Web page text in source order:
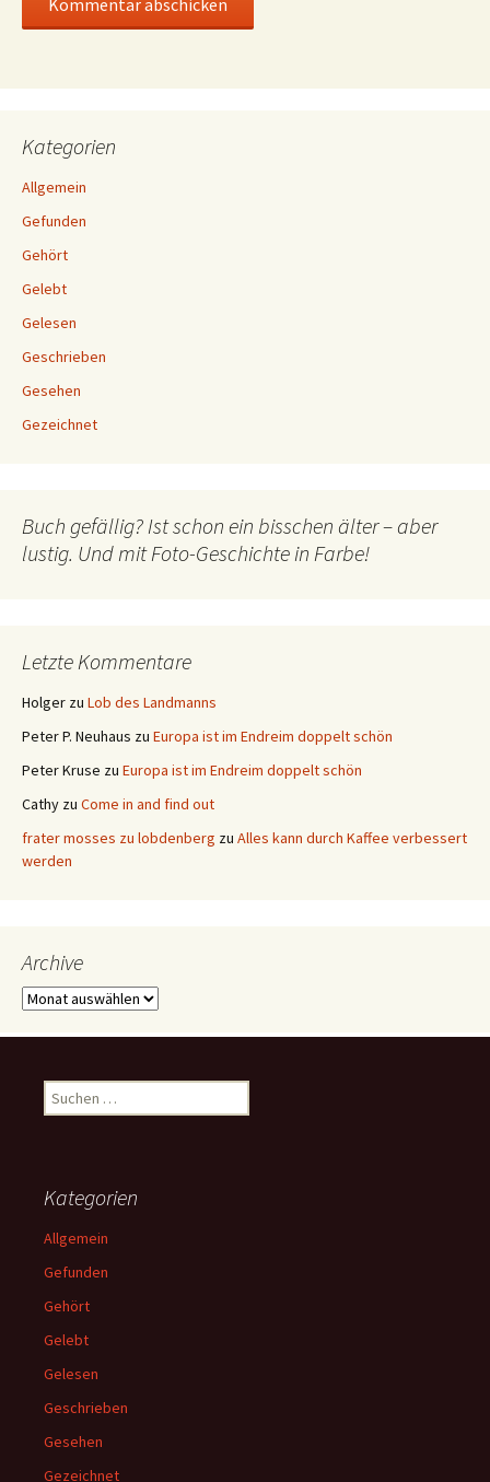
Kategorien
Allgemein
Gefunden
Gehört
Gelebt
Gelesen
Geschrieben
Gesehen
Gezeichnet
Buch gefällig? Ist schon ein bisschen älter – aber
lustig. Und mit Foto-Geschichte in Farbe!
Letzte Kommentare
Holger zu Lob des Landmanns
Peter P. Neuhaus zu Europa ist im Endreim doppelt schön
Peter Kruse zu Europa ist im Endreim doppelt schön
Cathy zu Come in and find out
frater mosses zu lobdenberg zu Alles kann durch Kaffee verbessert
werden
Archive
Archive
Suchen
nach:
Kategorien
Allgemein
Gefunden
Gehört
Gelebt
Gelesen
Geschrieben
Gesehen
Gezeichnet